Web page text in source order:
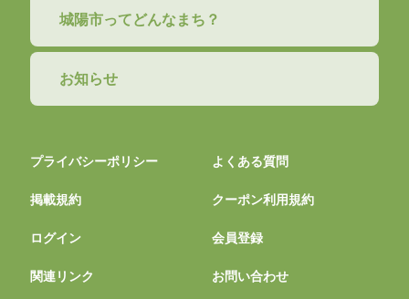
城陽市ってどんなまち？
お知らせ
プライバシーポリシー よくある質問
掲載規約 クーポン利用規約
ログイン 会員登録
関連リンク お問い合わせ